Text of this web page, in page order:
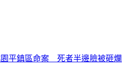
「1人失聯」 救起送醫仍不治